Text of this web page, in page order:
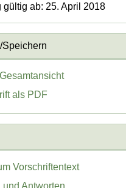
gültig ab: 25. April 2018
Speichern
als PDF
Vorschriftentext
und Antworten